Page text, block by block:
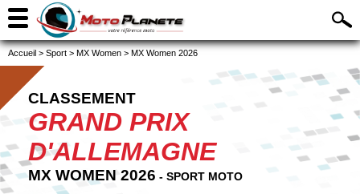
Accueil > Sport > MX Women > MX Women 2026
CLASSEMENT
GRAND PRIX
D'ALLEMAGNE
MX WOMEN 2026 - SPORT MOTO